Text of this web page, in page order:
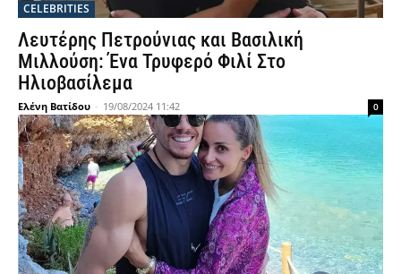
CELEBRITIES
Λευτέρης Πετρούνιας και Βασιλική
Μιλλούση: Ένα Τρυφερό Φιλί Στο
Ηλιοβασίλεμα
Ελένη Βατίδου - 19/08/2024 11:42 0